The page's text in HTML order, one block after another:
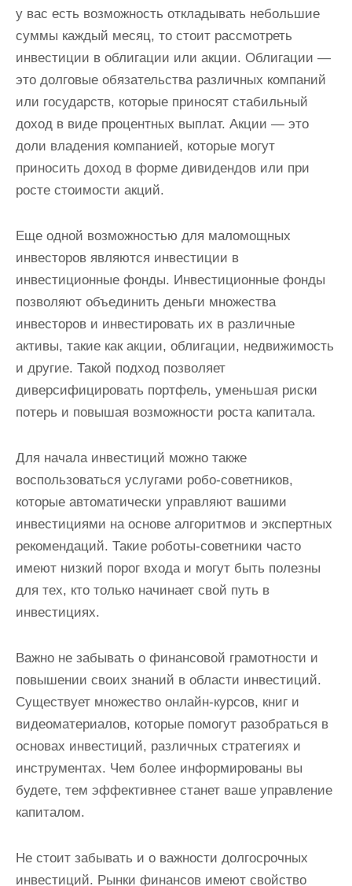
у вас есть возможность откладывать небольшие
суммы каждый месяц, то стоит рассмотреть
инвестиции в облигации или акции. Облигации —
это долговые обязательства различных компаний
или государств, которые приносят стабильный
доход в виде процентных выплат. Акции — это
доли владения компанией, которые могут
приносить доход в форме дивидендов или при
росте стоимости акций.
Еще одной возможностью для маломощных
инвесторов являются инвестиции в
инвестиционные фонды. Инвестиционные фонды
позволяют объединить деньги множества
инвесторов и инвестировать их в различные
активы, такие как акции, облигации, недвижимость
и другие. Такой подход позволяет
диверсифицировать портфель, уменьшая риски
потерь и повышая возможности роста капитала.
Для начала инвестиций можно также
воспользоваться услугами робо-советников,
которые автоматически управляют вашими
инвестициями на основе алгоритмов и экспертных
рекомендаций. Такие роботы-советники часто
имеют низкий порог входа и могут быть полезны
для тех, кто только начинает свой путь в
инвестициях.
Важно не забывать о финансовой грамотности и
повышении своих знаний в области инвестиций.
Существует множество онлайн-курсов, книг и
видеоматериалов, которые помогут разобраться в
основах инвестиций, различных стратегиях и
инструментах. Чем более информированы вы
будете, тем эффективнее станет ваше управление
капиталом.
Не стоит забывать и о важности долгосрочных
инвестиций. Рынки финансов имеют свойство